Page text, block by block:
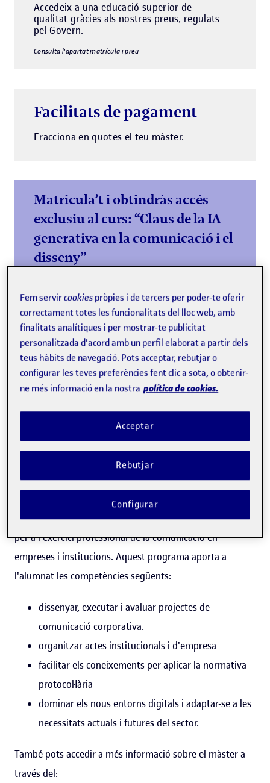
Accedeix a una educació superior de
qualitat gràcies als nostres preus, regulats
pel Govern.
Consulta l'apartat matrícula i preu
Facilitats de pagament
Fracciona en quotes el teu màster.
Matricula’t i obtindràs accés
exclusiu al curs: “Claus de la IA
generativa en la comunicació i el
disseny”
generativa i impulsa el teu currículum
Més informació
El màster universitari de Comunicació corporativa,
protocol i esdeveniments de la UOC capacita l'estudiantat
per a l'exercici professional de la comunicació en
empreses i institucions. Aquest programa aporta a
l'alumnat les competències següents:
dissenyar, executar i avaluar projectes de
comunicació corporativa.
organitzar actes institucionals i d'empresa
facilitar els coneixements per aplicar la normativa
protocol·lària
dominar els nous entorns digitals i adaptar-se a les
necessitats actuals i futures del sector.
També pots accedir a més informació sobre el màster a
través del:
Fem servircookies pròpies i de tercers per poder-te oferir
correctament totes les funcionalitats del lloc web, amb
finalitats analítiques i per mostrar-te publicitat
personalitzada d'acord amb un perfil elaborat a partir dels
teus hàbits de navegació. Pots acceptar, rebutjar o
configurar les teves preferències fent clic a sota, o obtenir-
ne més informació en la nostra política de cookies.
Rebutjar
Acceptar
Configurar